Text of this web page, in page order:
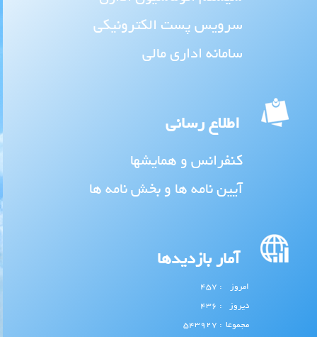
سرویس پست الکترونیکی
سامانه اداری مالی
اطلاع رسانی
کنفرانس و همایشها
آیین نامه ها و بخش نامه ها
آمار بازدیدها
امروز : 457
دیروز : 436
مجموعا : 543927